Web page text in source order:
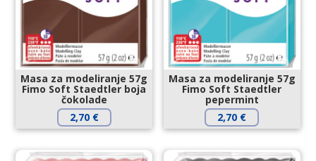
Masa za modeliranje 57g
Fimo Soft Staedtler boja
čokolade
2,70 €
Masa za modeliranje 57g
Fimo Soft Staedtler
pepermint
2,70 €